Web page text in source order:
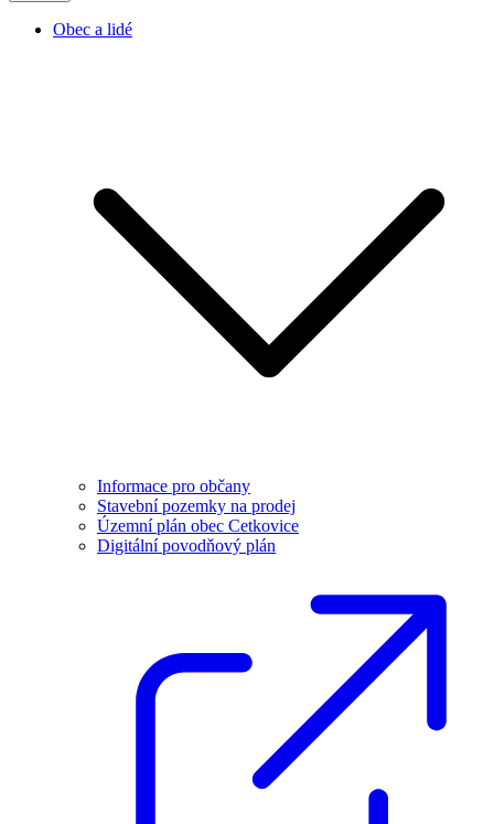
Obec a lidé
Informace pro občany
Stavební pozemky na prodej
Územní plán obec Cetkovice
Digitální povodňový plán